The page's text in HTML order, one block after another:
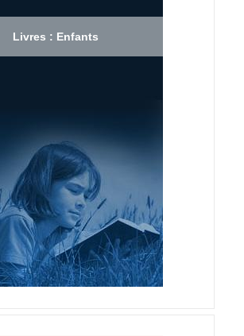
Livres : Enfants